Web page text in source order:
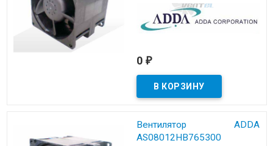
0 ₽
Вентилятор ADDA
AS08012HB765300